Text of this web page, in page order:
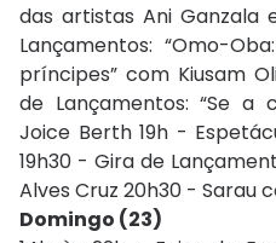
das artistas Ani Ganzala
Lançamentos: “Omo-
príncipes” com Kiusam
de Lançamentos: “Se a
Joice Berth 19h -
19h30 - Gira de
Alves Cruz 20h30 - Sarau
Domingo (23)